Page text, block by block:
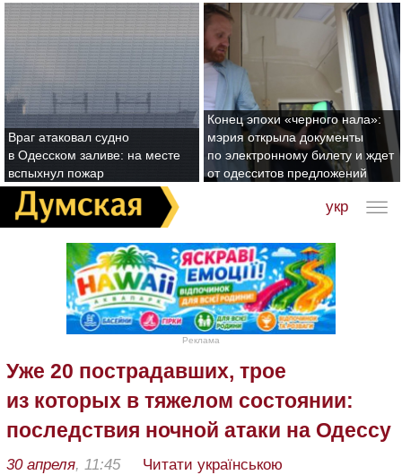
Враг атаковал судно
в Одесском заливе: на месте
вспыхнул пожар
Конец эпохи «черного нала»:
мэрия открыла документы
по электронному билету и ждет
от одесситов предложений
укр
Реклама
Уже 20 пострадавших, трое
из которых в тяжелом состоянии:
последствия ночной атаки на Одессу
30 апреля, 11:45 Читати українською